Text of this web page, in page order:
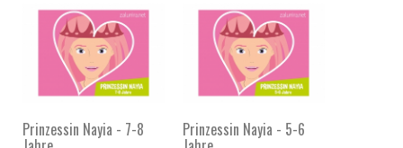
Prinzessin Nayia - 7-8 Prinzessin Nayia - 5-6